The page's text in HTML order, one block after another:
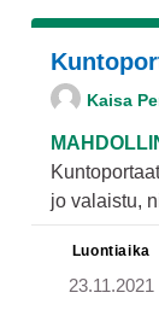
Kaisa
jo valaistu,
Luontiaika
23.11.2021